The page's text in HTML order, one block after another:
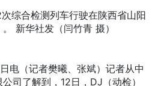
合检测列车行驶在陕西省山阳
新华社发（闫竹青 摄）
（记者樊曦、张斌）记者从中
司了解到，12日，DJ（动检）